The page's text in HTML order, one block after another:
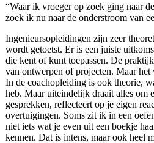
“Waar ik vroeger op zoek ging naar
zoek ik nu naar de onderstroom van
Ingenieursopleidingen zijn zeer
wordt getoetst. Er is een juiste
die kent of kunt toepassen. De
van ontwerpen of projecten. Maar het
In de coachopleiding is ook theorie,
heb. Maar uiteindelijk draait alles om
gesprekken, reflecteert op je eigen
overtuigingen. Soms zit ik in een
niet iets wat je even uit een boekje
kennen. Dat is intens, maar ook heel